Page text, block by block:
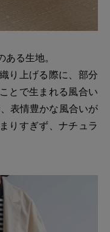
る生地。
り上げる際に、部分
とで生まれる風合い
表情豊かな風合いが
りすぎず、ナチュラ